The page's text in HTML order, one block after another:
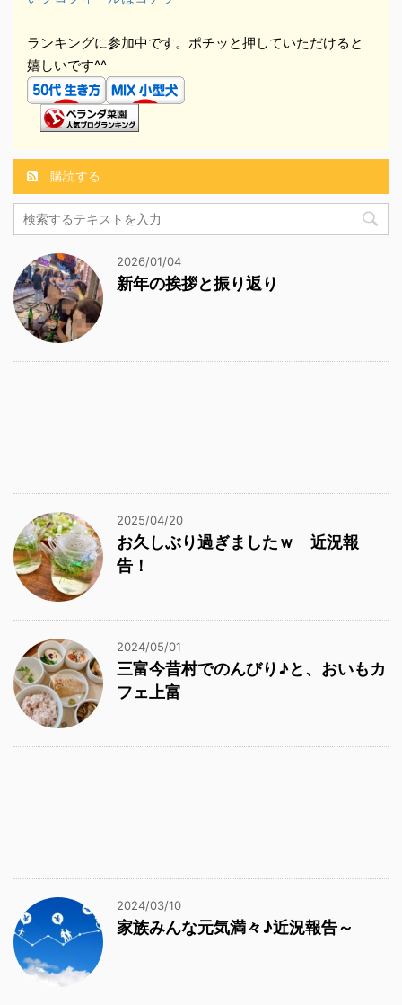
ランキングに参加中です。ポチッと押していただけると
嬉しいです^^
購読する
2026/01/04
新年の挨拶と振り返り
2025/04/20
お久しぶり過ぎましたｗ 近況報
告！
2024/05/01
三富今昔村でのんびり♪と、おいもカ
フェ上富
2024/03/10
家族みんな元気満々♪近況報告～